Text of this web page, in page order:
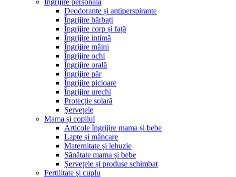
Îngrijire personală
Deodorante și antiperspirante
Îngrijire bărbați
Îngrijire corp și față
Îngrijire intimă
Îngrijire mâini
Îngrijire ochi
Îngrijire orală
Îngrijire păr
Îngrijire picioare
Îngrijire urechi
Protecție solară
Șervețele
Mama și copilul
Articole îngrijire mama și bebe
Lapte și mâncare
Maternitate și lehuzie
Sănătate mama și bebe
Șervețele și produse schimbat
Fertilitate și cuplu